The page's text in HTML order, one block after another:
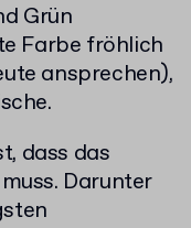
Grün
Farbe fröhlich
ansprechen),
dass das
Darunter